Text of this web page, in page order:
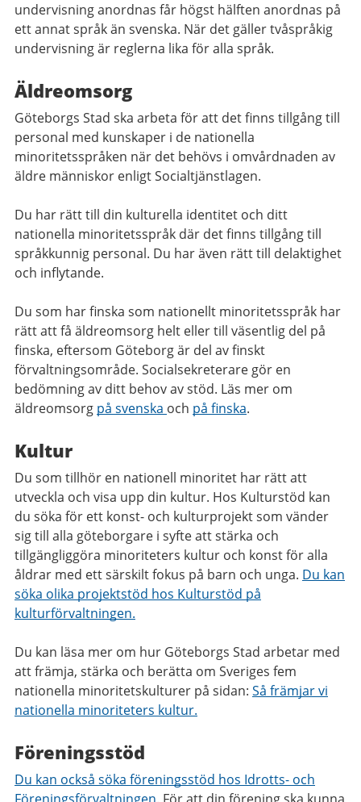
undervisning anordnas får högst hälften anordnas på
ett annat språk än svenska. När det gäller tvåspråkig
undervisning är reglerna lika för alla språk.
Äldreomsorg
Göteborgs Stad ska arbeta för att det finns tillgång till
personal med kunskaper i de nationella
minoritetsspråken när det behövs i omvårdnaden av
äldre människor enligt Socialtjänstlagen.
Du har rätt till din kulturella identitet och ditt
nationella minoritetsspråk där det finns tillgång till
språkkunnig personal. Du har även rätt till delaktighet
och inflytande.
Du som har finska som nationellt minoritetsspråk har
rätt att få äldreomsorg helt eller till väsentlig del på
finska, eftersom Göteborg är del av finskt
förvaltningsområde. Socialsekreterare gör en
bedömning av ditt behov av stöd. Läs mer om
äldreomsorg på svenska och på finska.
Kultur
Du som tillhör en nationell minoritet har rätt att
utveckla och visa upp din kultur. Hos Kulturstöd kan
du söka för ett konst- och kulturprojekt som vänder
sig till alla göteborgare i syfte att stärka och
tillgängliggöra minoriteters kultur och konst för alla
åldrar med ett särskilt fokus på barn och unga. Du kan
söka olika projektstöd hos Kulturstöd på
kulturförvaltningen.
Du kan läsa mer om hur Göteborgs Stad arbetar med
att främja, stärka och berätta om Sveriges fem
nationella minoritetskulturer på sidan: Så främjar vi
nationella minoriteters kultur.
Föreningsstöd
Du kan också söka föreningsstöd hos Idrotts- och